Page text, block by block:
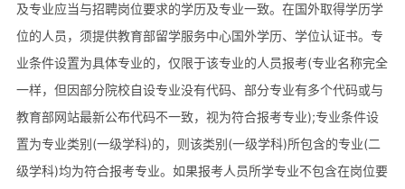
及专业应当与招聘岗位要求的学历及专业一致。在国外取得学历学
位的人员，须提供教育部留学服务中心国外学历、学位认证书。专
业条件设置为具体专业的，仅限于该专业的人员报考(专业名称完全
一样，但因部分院校自设专业没有代码、部分专业有多个代码或与
教育部网站最新公布代码不一致，视为符合报考专业);专业条件设
置为专业类别(一级学科)的，则该类别(一级学科)所包含的专业(二
级学科)均为符合报考专业。如果报考人员所学专业不包含在岗位要